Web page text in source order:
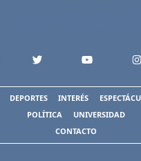
DEPORTES INTERÉS
POLÍTICA
UNIVERSIDAD
CONTACTO